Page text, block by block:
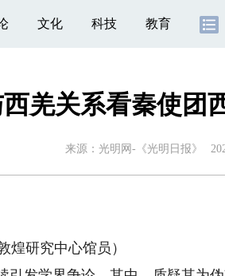
文化 科技 教育
羌关系看秦使团
来源： 光明网-《光明日报》
研究中心馆员）